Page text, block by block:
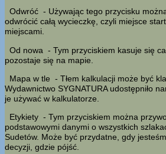
Odwróć - Używając tego przycisku
odwrócić całą wycieczkę, czyli miejsce
miejscami.
Od nowa - Tym przyciskiem kasuje się
pozostaje się na mapie.
Mapa w tle - Tłem kalkulacji może być
Wydawnictwo SYGNATURA udostępniło
je używać w kalkulatorze.
Etykiety - Tym przyciskiem można
podstawowymi danymi o wszystkich
Sudetów. Może być przydatne, gdy
decyzji, gdzie pójść.